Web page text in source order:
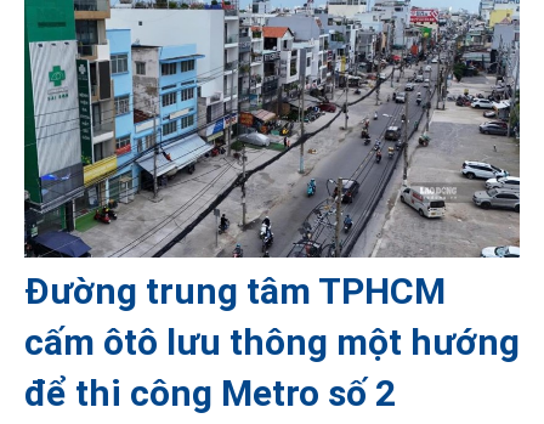
Đường trung tâm TPHCM
cấm ôtô lưu thông một hướng
để thi công Metro số 2